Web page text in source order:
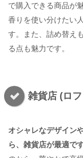
で購入できる商品が
香りを使い分けたい
す。また、詰め替え
る点も魅力です。
雑貨店 (ロ
オシャレなデザイン
ら、雑貨店が最適です